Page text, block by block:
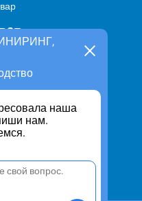
наша
нам.
услугу
услуги